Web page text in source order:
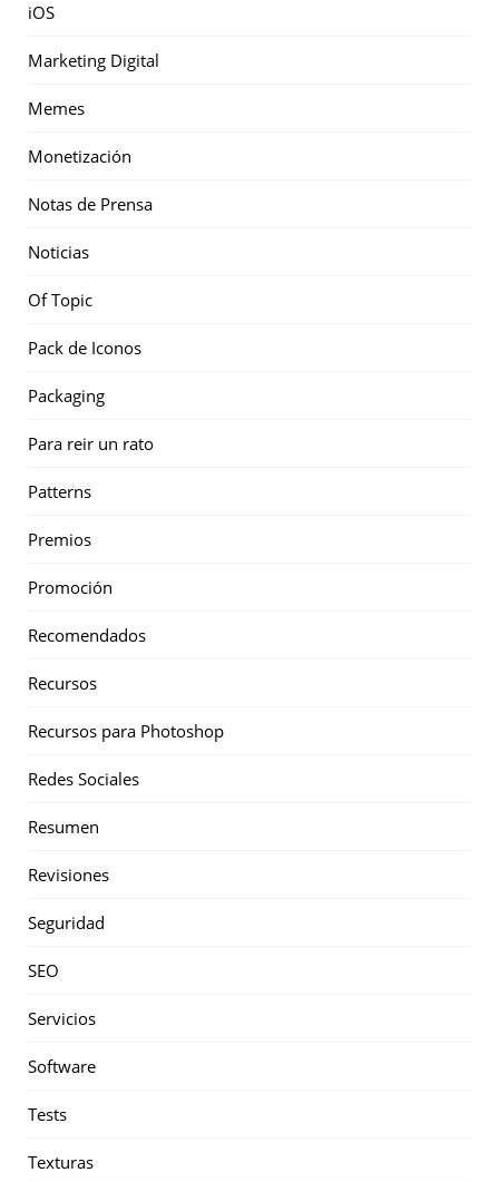
iOS
Marketing Digital
Memes
Monetización
Notas de Prensa
Noticias
Of Topic
Pack de Iconos
Packaging
Para reir un rato
Patterns
Premios
Promoción
Recomendados
Recursos
Recursos para Photoshop
Redes Sociales
Resumen
Revisiones
Seguridad
SEO
Servicios
Software
Tests
Texturas